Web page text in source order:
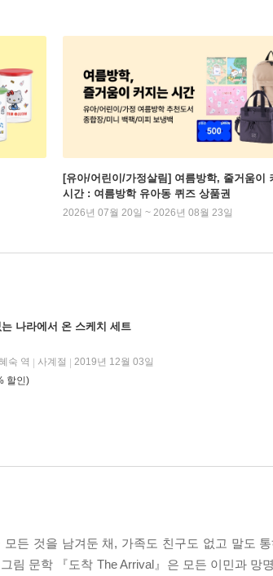
[유아/어린이/가정살림] 여름방학, 줄거움이
시간 : 여름방학 유아동 퀴즈 상품권
2026년 07월 20일 ~ 2026년 08월 23일
나라에서 온 스케치 세트
숙 역
사계절
2019년 12월 03일
할인)
든 것을 남겨둔 채, 가족도 친구도 없고 말도
림 문학 『도착 The Arrival』은 모든 이민과 망